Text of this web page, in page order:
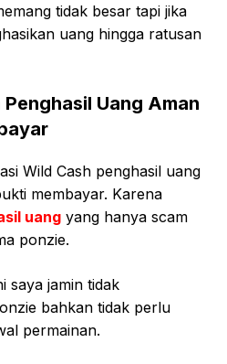
tidak besar tapi jika
uang hingga ratusan
Uang Aman
Wild Cash penghasil uang
membayar. Karena
uang yang hanya scam
ponzie.
saya jamin tidak
bahkan tidak perlu
permainan.